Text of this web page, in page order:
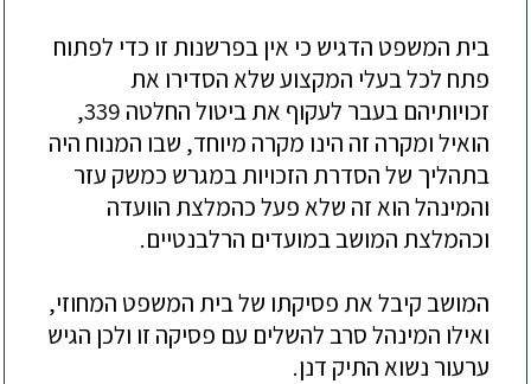
בית המשפט הדגיש כי אין בפרשנות זו כדי לפתוח
פתח לכל בעלי המקצוע שלא הסדירו את
זכויותיהם בעבר לעקוף את ביטול החלטה 339,
הואילומקרה זה הינו מקרה מיוחד, שבו המנוח היה
בתהליך של הסדרת הזכויות במגרש כמשק עזר
והמינהל הוא זה שלא פעל כהמלצת הוועדה
וכהמלצת המושב במועדים הרלבנטיים.
המושב קיבל את פסיקתו של בית המשפט המחוזי,
ואילו המינהל סרב להשלים עם פסיקה זו ולכן הגיש
ערעור נשוא התיק דנן.